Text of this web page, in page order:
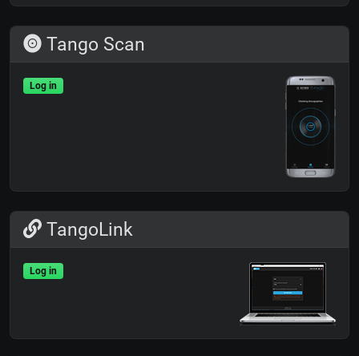
Tango Scan
Log in
TangoLink
Log in